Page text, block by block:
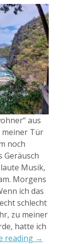
aus
meiner Tür
noch
Geräusch
Musik,
Morgens
ich das
schlecht
zu meiner
hatte ich
reading „CORON
→